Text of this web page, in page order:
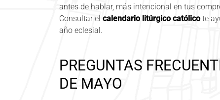
antes de hablar, más intencional en tus
Consultar el calendario litúrgico católicote
año eclesial.
PREGUNTAS
DE MAYO